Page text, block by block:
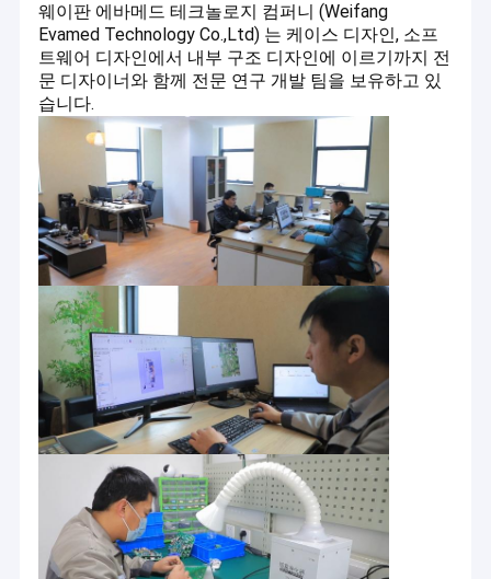
집
제품
우리 에 관한 것
웨이판 에바메드 테크놀로지 컴퍼니 (Weifang
Evamed Technology Co.,Ltd) 는 케이스 디자인, 소프
트웨어 디자인에서 내부 구조 디자인에 이르기까지 전
문 디자이너와 함께 전문 연구 개발 팀을 보유하고 있
습니다.
웨이판 에바 전자 기술 회사 , Ltd는 아름다운 도시 웨이판에 위치하
고 있습니다. 중국 산둥성.
그것은 하이테크 기업입니다.연구 개발, 제조 및 판매